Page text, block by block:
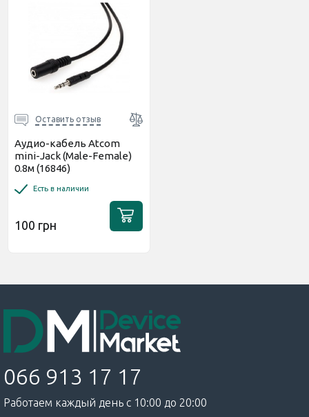
Оставить отзыв
Аудио-кабель Atcom
mini-Jack (Male-Female)
0.8м (16846)
Есть в наличии
100 грн
066 913 17 17
Работаем каждый день с 10:00 до 20:00